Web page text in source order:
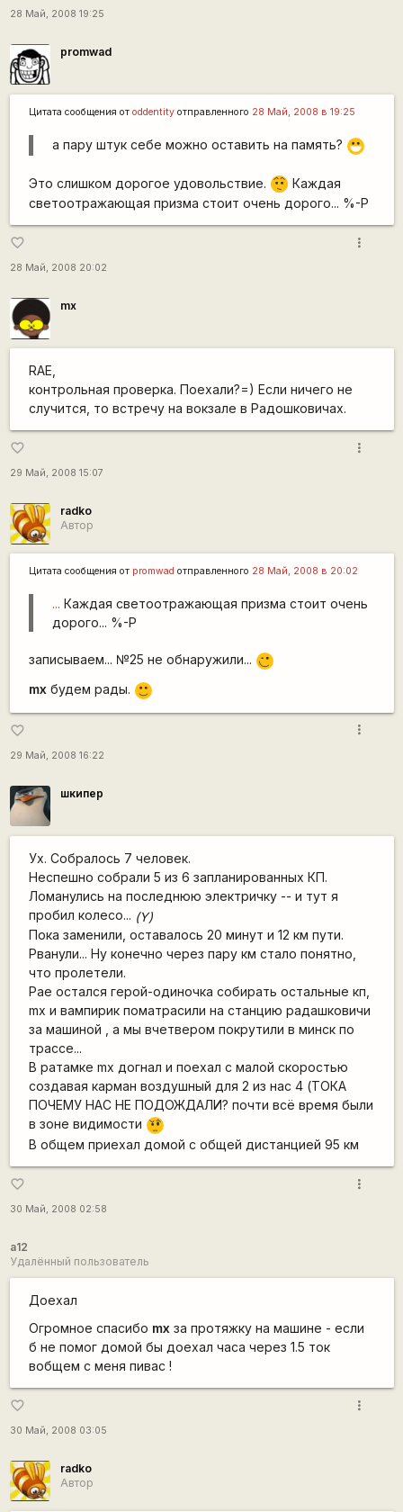
28 Май, 2008 19:25
promwad
Цитата сообщения от oddentityотправленного 28 Май, 2008 в 19:25
а пару штук себе можно оставить на память? :D
Это слишком дорогое удовольствие. :-/ Каждая
светоотражающая призма стоит очень дорого... %-P
favorite_border
28 Май, 2008 20:02
more_vert
mx
RAE,
контрольная проверка. Поехали?=) Если ничего не
случится, то встречу на вокзале в Радошковичах.
favorite_border
29 Май, 2008 15:07
more_vert
radko
Автор
Цитата сообщения от promwad отправленного 28 Май, 2008 в 20:02
... Каждая светоотражающая призма стоит очень
дорого... %-P
записываем... №25 не обнаружили... ,-)
mx будем рады. :)
favorite_border
29 Май, 2008 16:22
more_vert
шкипер
Ух. Собралось 7 человек.
Неспешно собрали 5 из 6 запланированных КП.
Ломанулись на последнюю электричку -- и тут я
пробил колесо... (Y)
Пока заменили, оставалось 20 минут и 12 км пути.
Рванули... Ну конечно через пару км стало понятно,
что пролетели.
Рае остался герой-одиночка собирать остальные кп,
mx и вампирик поматрасили на станцию радашковичи
за машиной , а мы вчетвером покрутили в минск по
трассе...
В ратамке mx догнал и поехал с малой скоростью
создавая карман воздушный для 2 из нас 4 (ТОКА
ПОЧЕМУ НАС НЕ ПОДОЖДАЛИ? почти всё время были
в зоне видимости ???
В общем приехал домой с общей дистанцией 95 км
favorite_border
30 Май, 2008 02:58
more_vert
a12
Удалённый пользователь
Доехал
Огромное спасибо mx за протяжку на машине - если
б не помог домой бы доехал часа через 1.5 ток
вобщем с меня пивас !
favorite_border
30 Май, 2008 03:05
more_vert
radko
Автор